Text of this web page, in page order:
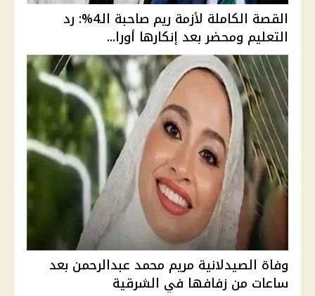
القصة الكاملة لأزمة ريم صاحبة الـ4%: رد
التعليم ومحضر بعد إنكارها أورا...
وفاة الصيدلانية مريم محمد عبدالرحمن بعد
ساعات من زفافها في الشرقية